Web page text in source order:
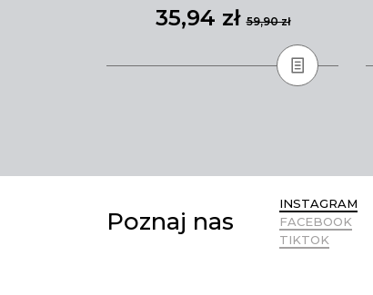
35,94 zł59,90 zł
Poznaj nas
INSTAGRAM
FACEBOOK
TIKTOK